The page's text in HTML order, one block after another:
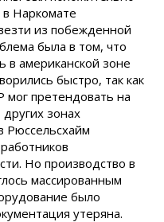
Наркомате
из побежденной
была в том, что
в американской зоне
быстро, так как
претендовать на
зонах
Рюссельсхайм
Но производство в
массированным
было
утеряна.